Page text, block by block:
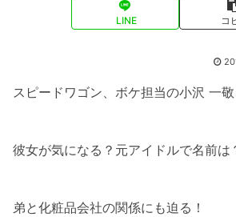
LINE コ
スピードワゴン、ボケ担当の小沢 一敬
彼女が気になる？元アイドルで名前は
弟と化粧品会社の関係にも迫る！